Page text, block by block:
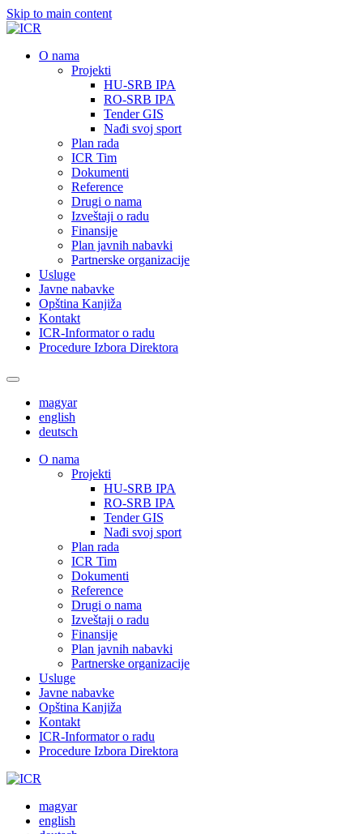
Skip to main content
О nama
Projekti
HU-SRB IPA
RO-SRB IPA
Tender GIS
Nađi svoj sport
Plan rada
ICR Tim
Dokumenti
Reference
Drugi o nama
Izveštaji o radu
Finansije
Plan javnih nabavki
Partnerske organizacije
Usluge
Javne nabavke
Opština Kanjiža
Kontakt
ICR-Informator o radu
Procedure Izbora Direktora
magyar
english
deutsch
О nama
Projekti
HU-SRB IPA
RO-SRB IPA
Tender GIS
Nađi svoj sport
Plan rada
ICR Tim
Dokumenti
Reference
Drugi o nama
Izveštaji o radu
Finansije
Plan javnih nabavki
Partnerske organizacije
Usluge
Javne nabavke
Opština Kanjiža
Kontakt
ICR-Informator o radu
Procedure Izbora Direktora
magyar
english